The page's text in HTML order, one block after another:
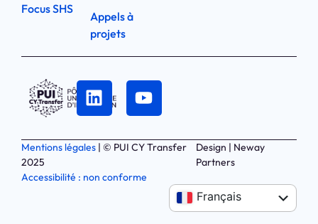
Focus SHS
Appels à
projets
Mentions légales | © PUI CY Transfer
2025
Accessibilité : non conforme
Design | Neway
Partners
Anglais
Français